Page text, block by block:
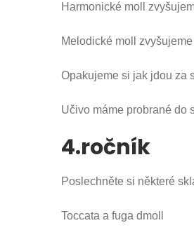
Harmonické moll
Melodické moll
Opakujeme si jak jdou za
Učivo máme probrané do
4.ročník
Poslechněte si některé
Toccata a fuga dmoll